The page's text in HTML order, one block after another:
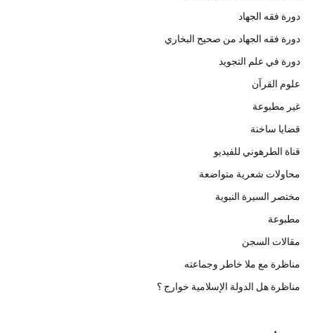
دورة فقه الجهاد
دورة فقه الجهاد من صحيح البخاري
دورة في علم التجويد
علوم القرآن
غير مطبوعة
قضايا ساخنة
قناة الطرهوني للفيديو
محاولات شعرية متواضعة
مختصر السيرة النبوية
مطبوعة
مقالات السجن
مناظرة مع ملا خاطر وجماعته
مناظرة هل الدولة الإسلامية خوارج ؟